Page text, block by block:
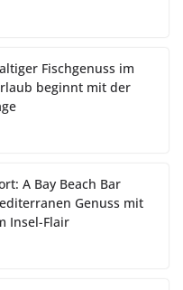
Fischgenuss im
beginnt mit der
A Bay Beach Bar
Genuss mit
Insel-Flair